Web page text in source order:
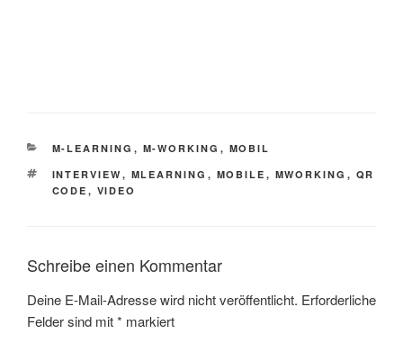
KATEGORIEN
M-LEARNING , M-WORKING , MOBIL
SCHLAGWÖRTER
INTERVIEW , MLEARNING , MOBILE , MWORKING , QR
CODE , VIDEO
Schreibe einen Kommentar
Deine E-Mail-Adresse wird nicht veröffentlicht. Erforderliche
Felder sind mit* markiert